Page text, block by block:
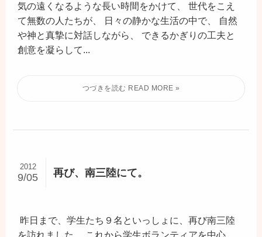
気の遠くなるような長い時間をかけて、 世代をこえ
て無数の人たちが、 日々の静かな生活の中で、 自然
や神と真摯に対話しながら、 できるかぎりの工夫と
創意を凝らして...
再び、南三陸にて。
2012
9/05
昨日まで、学生たち９名といっしょに、再び南三陸